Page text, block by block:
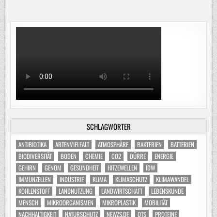
SCHLAGWÖRTER
ANTIBIOTIKA ARTENVIELFALT ATMOSPHÄRE BAKTERIEN
BATTERIEN
BIODIVERSITÄT
BODEN CHEMIE CO2 DÜRRE
ENERGIE
GEHIRN
GENOM GESUNDHEIT HITZEWELLEN
IDW
IMMUNZELLEN
INDUSTRIE KLIMA KLIMASCHUTZ
KLIMAWANDEL
KOHLENSTOFF
LANDNUTZUNG LANDWIRTSCHAFT
LEBENSKUNDE
MENSCH
MIKROORGANISMEN MIKROPLASTIK
MOBILITÄT
NACHHALTIGKEIT
NATURSCHUTZ NEWZS.DE OTS PROTEINE